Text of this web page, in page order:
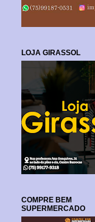
LOJA GIRASSOL
COMPRE BEM
SUPERMERCADO